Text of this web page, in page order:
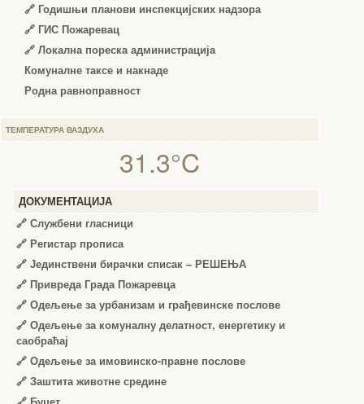
🔗 Годишњи планови инспекцијских надзора
🔗 ГИС Пожаревац
🔗 Локална пореска администрација
Комуналне таксе и накнаде
Родна равноправност
ТЕМПЕРАТУРА ВАЗДУХА
31.3°C
ДОКУМЕНТАЦИЈА
🔗 Службени гласници
🔗 Регистар прописа
🔗 Јединствени бирачки списак – РЕШЕЊА
🔗 Привреда Града Пожаревца
🔗 Одељење за урбанизам и грађевинске послове
🔗 Одељење за комуналну делатност, енергетику и
саобраћај
🔗 Одељење за имовинско-правне послове
🔗 Заштита животне средине